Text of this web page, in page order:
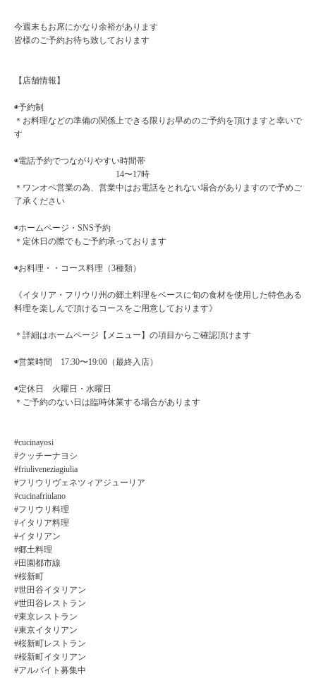
今週末もお席にかなり余裕があります
皆様のご予約お待ち致しております
【店舗情報】
◉予約制
＊お料理などの準備の関係上できる限りお早めのご予約を頂けますと幸いで
す
◉電話予約でつながりやすい時間帯
14〜17時
＊ワンオペ営業の為、営業中はお電話をとれない場合がありますので予めご
了承ください
◉ホームページ・SNS予約
＊定休日の際でもご予約承っております
◉お料理・・コース料理（3種類）
《イタリア・フリウリ州の郷土料理をベースに旬の食材を使用した特色ある
料理を楽しんで頂けるコースをご用意しております》
＊詳細はホームページ【メニュー】の項目からご確認頂けます
◉営業時間 17:30〜19:00（最終入店）
◉定休日 火曜日・水曜日
＊ご予約のない日は臨時休業する場合があります
#cucinayosi
#クッチーナヨシ
#friuliveneziagiulia
#フリウリヴェネツィアジューリア
#cucinafriulano
#フリウリ料理
#イタリア料理
#イタリアン
#郷土料理
#田園都市線
#桜新町
#世田谷イタリアン
#世田谷レストラン
#東京レストラン
#東京イタリアン
#桜新町レストラン
#桜新町イタリアン
#アルバイト募集中